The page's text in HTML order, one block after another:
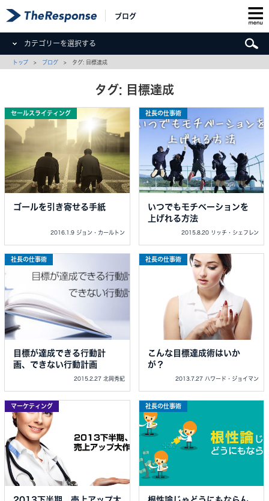
ブログ
カテゴリーを選択する
トップ > ブログ > タグ: 目標達成
タグ: 目標達成
セールスライティング
ゴールを引き寄せる手紙
2016.1.9 ジョン・カールトン
社長の仕事術
いつでもモチベーションを
上げれる方法
2015.8.20 リッチ・シェフレン
社長の仕事術
目標が達成できる行動計
画、できない行動計画
2015.2.27 北岡秀紀
社長の仕事術
こんな目標達成術はいか
が？
2013.7.27 ハワード・ジョイマン
マーケティング 社長の仕事術